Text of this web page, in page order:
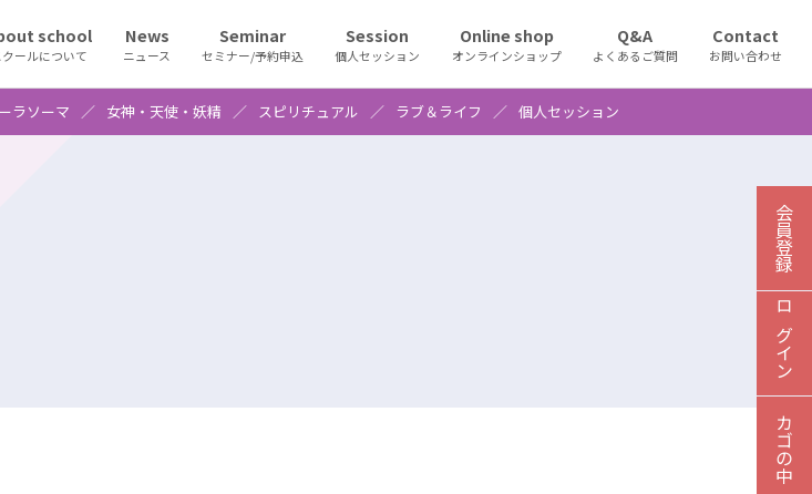
school
クールについて
News
ニュース
Seminar
セミナー/予約申込
Session
個人セッション
Online shop
オンラインショップ
Q&A
よくあるご質問
Contact
お問い合わせ
ラソーマ 女神・天使・妖精 スピリチュアル ラブ＆ライフ 個人セッション
会員登録
ログイン
カゴの中